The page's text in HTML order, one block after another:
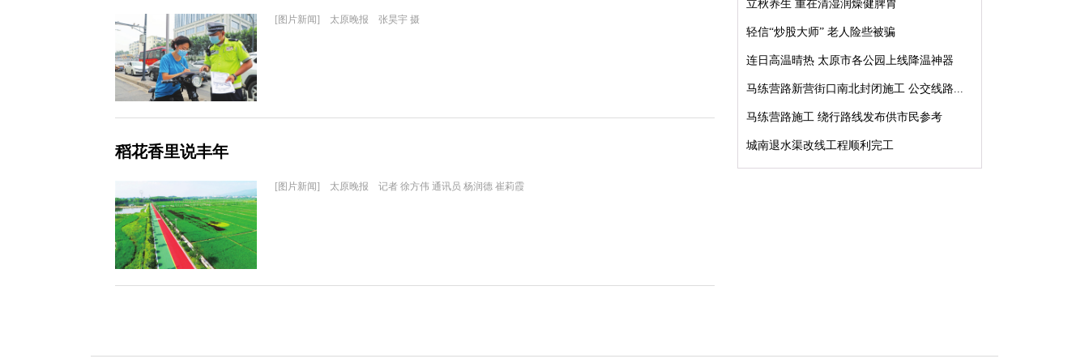
[图片新闻] 太原晚报 张昊宇 摄
稻花香里说丰年
[图片新闻] 太原晚报 记者 徐方伟 通讯员 杨润德 崔莉霞
立秋养生 重在清湿润燥健脾胃
轻信“炒股大师” 老人险些被骗
连日高温晴热 太原市各公园上线降温神器
马练营路新营街口南北封闭施工 公交线路...
马练营路施工 绕行路线发布供市民参考
城南退水渠改线工程顺利完工